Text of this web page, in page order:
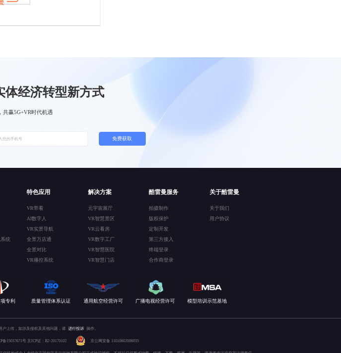
体经济转型新方式
共赢5G+VR时代机遇
免费获取
统
特色应用
VR带看
AI数字人
VR实景导航
全景万店通
全景对比
VR播控系统
解决方案
元宇宙展厅
VR智慧景区
VR云看房
VR数字工厂
VR智慧医院
VR智慧门店
酷雷曼服务
拍摄制作
版权保护
定制开发
第三方接入
终端登录
合作商登录
关于酷雷曼
关于我们
用户协议
专利 质量管理体系认证 通用航空经营许可 广播电视经营许可 模型培训示范基地
户上传，如涉及侵权及其他问题，请 进行投诉 操作。
备15037671号 京ICP证：B2-20170102 京公网安备 11010602006035